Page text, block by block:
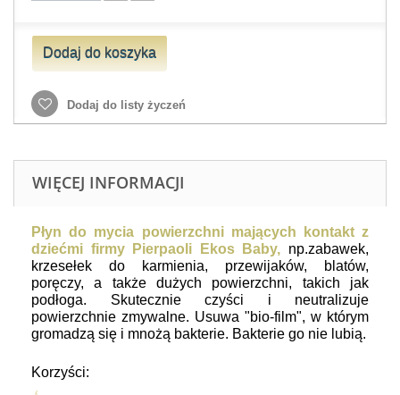
Dodaj do koszyka
Dodaj do listy życzeń
WIĘCEJ INFORMACJI
Płyn do mycia powierzchni mających kontakt z
dziećmi firmy Pierpaoli Ekos Baby, np.zabawek,
krzesełek do karmienia, przewijaków, blatów,
poręczy, a także dużych powierzchni, takich jak
podłoga. Skutecznie czyści i neutralizuje
powierzchnie zmywalne. Usuwa "bio-film", w którym
gromadzą się i mnożą bakterie. Bakterie go nie lubią.
Korzyści: